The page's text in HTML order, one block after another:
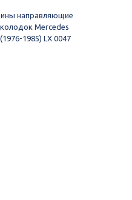
направляющие
Mercedes
1985) LX 0047